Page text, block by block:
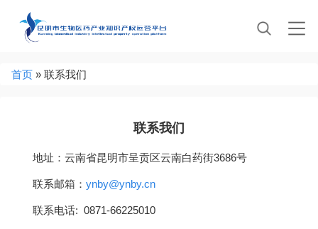
当首页 » 联系我们
联系我们
地址：云南省昆明市呈贡区云南白药街3686号
联系邮箱： ynby@ynby.cn
联系电话: 0871-66225010